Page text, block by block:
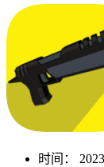
时间：